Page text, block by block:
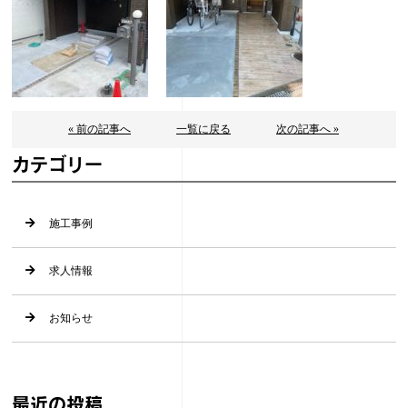
« 前の記事へ 一覧に戻る 次の記事へ »
カテゴリー
施工事例
求人情報
お知らせ